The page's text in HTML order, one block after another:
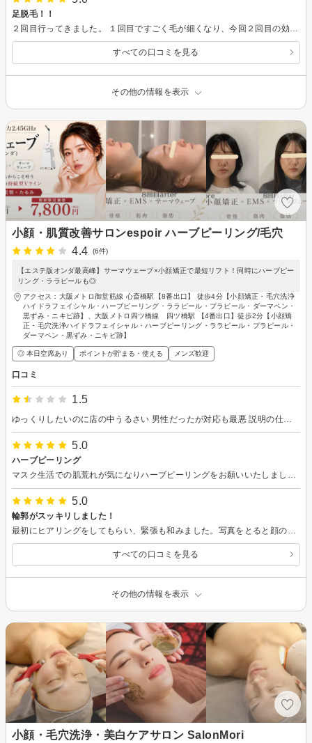
足脱毛！！
すべての口コミを見る
その他の情報を表示
小顔・肌質改善サロンespoir ハーブピーリング/毛穴
4.4
(6件)
【エステ版オンダ最高峰】サーマウェーブ×小顔矯正で最短リフト！同時にハーブピー
リング・ララピールも◎
アクセス：大阪メトロ御堂筋線 心斎橋駅【8番出口】 徒歩4分【小顔矯正・毛穴洗浄
ハイドラフェイシャル・ハーブピーリング・ララピール・プラピール・ダーマペン・
黒ずみ・ニキビ跡】、大阪メトロ四ツ橋線 四ツ橋駅 【4番出口】徒歩2分【小顔矯
正・毛穴洗浄ハイドラフェイシャル・ハーブピーリング・ララピール・プラピール・
ダーマペン・黒ずみ・ニキビ跡】
◎ 本日空席あり ポイントが貯まる・使える メンズ歓迎
口コミ
1.5
ゆっくりしたいのに店の中うるさい 男性だったが対応も最悪 説明の仕方がわかりにくく早口なのが悪いのに、フリーズしてしまうと何してるんですか？とかキツく言われて不愉快だった このサービスに何千円も払うなんて馬鹿馬鹿しい
5.0
ハーブピーリング
5.0
輪郭がスッキリしました！
すべての口コミを見る
その他の情報を表示
小顔・毛穴洗浄・美白ケアサロン SalonMori